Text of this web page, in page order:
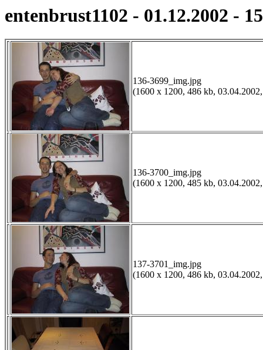
entenbrust1102 - 01.12.2002 -
136-3699_img.jpg
(1600 x 1200, 486 kb,
136-3700_img.jpg
(1600 x 1200, 485 kb,
137-3701_img.jpg
(1600 x 1200, 486 kb,